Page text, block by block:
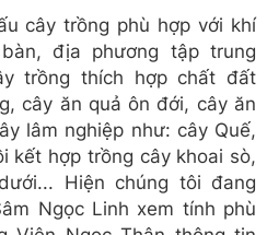
cây trồng phù hợp với khí
địa phương tập trung
trồng thích hợp chất đất
cây ăn quả ôn đới, cây ăn
lâm nghiệp như: cây Quế,
kết hợp trồng cây khoai sò,
Hiện chúng tôi đang
Ngọc Linh xem tính phù